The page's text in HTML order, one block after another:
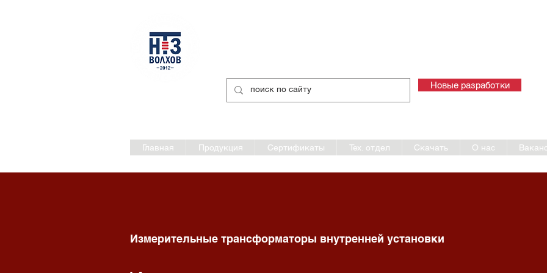
Новые разработки
Главная Продукция Сертификаты Тех. отдел Скачать О нас
Измерительные трансформаторы внутренней установки